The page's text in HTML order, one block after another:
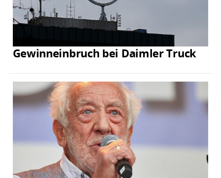
Gewinneinbruch bei Daimler Truck